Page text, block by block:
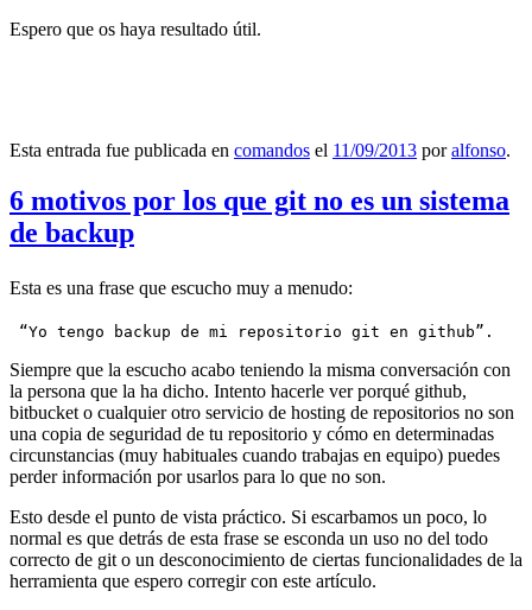
Espero que os haya resultado útil.
Esta entrada fue publicada en comandos el 11/09/2013 poralfonso.
6 motivos por los que git no es un sistema
de backup
Esta es una frase que escucho muy a menudo:
“Yo tengo backup de mi repositorio git en github”.
Siempre que la escucho acabo teniendo la misma conversación con
la persona que la ha dicho. Intento hacerle ver porqué github,
bitbucket o cualquier otro servicio de hosting de repositorios no son
una copia de seguridad de tu repositorio y cómo en determinadas
circunstancias (muy habituales cuando trabajas en equipo) puedes
perder información por usarlos para lo que no son.
Esto desde el punto de vista práctico. Si escarbamos un poco, lo
normal es que detrás de esta frase se esconda un uso no del todo
correcto de git o un desconocimiento de ciertas funcionalidades de la
herramienta que espero corregir con este artículo.